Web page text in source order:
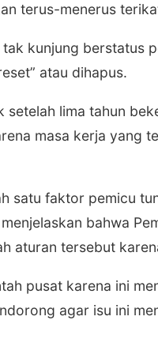
terus-menerus
kunjung berstatus
atau dihapus.
setelah lima tahun
masa kerja yang
satu faktor pemicu
bahwa
aturan tersebut
pusat karena ini
agar isu ini